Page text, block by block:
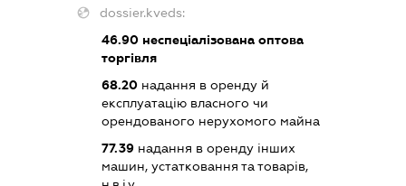
dossier.kveds:
46.90неспеціалізована оптова
торгівля
68.20надання в оренду й
експлуатацію власного чи
орендованого нерухомого майна
77.39надання в оренду інших
машин, устатковання та товарів,